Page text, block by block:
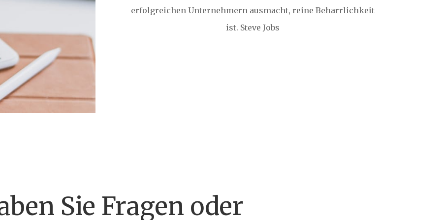
erfolgreichen Unternehmern ausmacht, reine Beharrlichkeit
ist. Steve Jobs
Sie Fragen oder